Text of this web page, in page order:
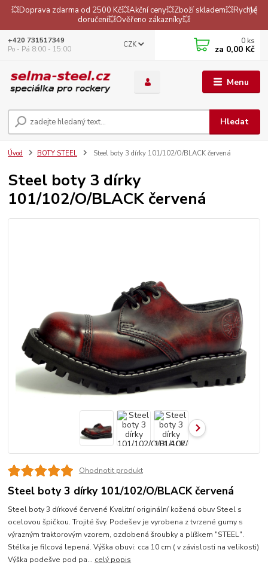
💥Doprava zdarma od 2500 Kč💥Akční ceny💥Zboží skladem💥Rychlé
doručení💥Ověřeno zákazníky💥
Menu
CZK
Hledat
+420 731517349
Po - Pá 8:00 - 15:00
0 ks
za 0,00 Kč
Úvod BOTY STEEL Steel boty 3 dírky 101/102/O/BLACK červená
Steel boty 3 dírky
101/102/O/BLACK červená
Ohodnotit produkt
Steel boty 3 dírky 101/102/O/BLACK červená
Steel boty 3 dírkové červené Kvalitní originální kožená obuv Steel s
ocelovou špičkou. Trojité švy. Podešev je vyrobena z tvrzené gumy s
výrazným traktorovým vzorem, ozdobená šroubky a plíškem "STEEL".
Stélka je filcová lepená. Výška obuvi: cca 10 cm ( v závislosti na velikosti)
Výška podešve pod pa... celý popis